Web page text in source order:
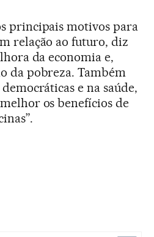
principais motivos para
relação ao futuro, diz
da economia e,
da pobreza. Também
e na saúde,
os benefícios de